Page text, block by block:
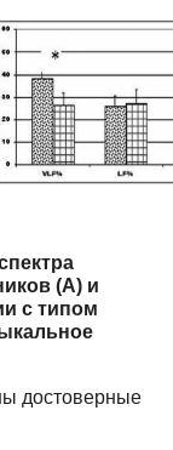
(А) и
с типом
достоверные